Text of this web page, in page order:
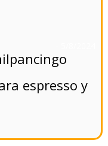
espresso y